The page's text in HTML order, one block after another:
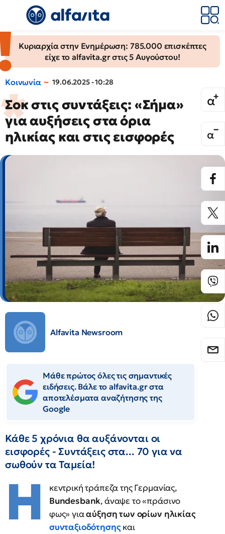
Κυριαρχία στην Ενημέρωση: 785.000 επισκέπτες
είχε το alfavita.gr στις 5 Αυγούστου!
Κοινωνία 19.06.2025 - 10:28
Σοκ στις συντάξεις: «Σήμα»
για αυξήσεις στα όρια
ηλικίας και στις εισφορές
Alfavita Newsroom
Μάθε πρώτος όλες τις σημαντικές
ειδήσεις. Βάλε το alfavita.gr στα
αποτελέσματα αναζήτησης της
Google
Κάθε 5 χρόνια θα αυξάνονται οι
εισφορές - Συντάξεις στα... 70 για να
σωθούν τα Ταμεία!
Η
κεντρική τράπεζα της Γερμανίας,
Bundesbank, άναψε το «πράσινο
φως» γιααύξηση των ορίων ηλικίας
συνταξιοδότησης και